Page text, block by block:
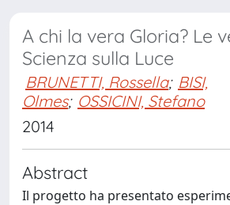
A chi la vera Gloria? Le
Scienza sulla Luce
BRUNETTI, Rossella; BISI,
Olmes; OSSICINI, Stefano
2014
Abstract
Il progetto ha presentato